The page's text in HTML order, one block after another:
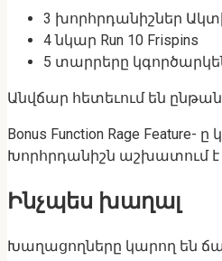
3 խորհրդանիշներ
4 նկար Run 10 Frispins
5 տարրերը
Անվճար հետեւում են
Bonus Function Rage
Խորհրդանիշն աշխատում
Ինչպես խաղալ
Խաղացողները կարող են